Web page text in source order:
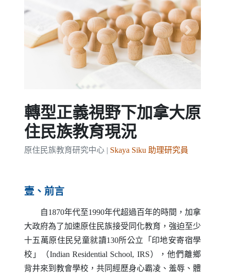
Previous Next
轉型正義視野下加拿大原
住民族教育現況
原住民族教育研究中心 | Skaya Siku 助理研究員
壹、前言
自1870年代至1990年代超過百年的時間，加拿
大政府為了加速原住民族接受同化教育，強迫至少
十五萬原住民兒童就讀130所公立「印地安寄宿學
校」（Indian Residential School, IRS），他們離鄉
背井來到教會學校，共同經歷身心霸凌、羞辱、體